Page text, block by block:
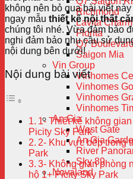
Richmond
Lavita Charm
Florita
Q7
Saigon Mia
Vin Group
Vinhomes
Vinhomes
Vinhomes
Vinhomes
An Gia
West Gate
An Gia
River
Sky 89
Novaland
không nên bỏ qua bài viết
ngay mẫu thiết kế nội thất
chúng tôi nhé. Vừa đảm bảo
nghi đảm bảo nhu cầu sử
nội dung bên dưới!
Nội dung bài viết
1- Thiết kế không
Picity Sky Park
2- Khu vực bếp trong
Park
3- Không gian phòng
hộ 1+ Picity Sky Park